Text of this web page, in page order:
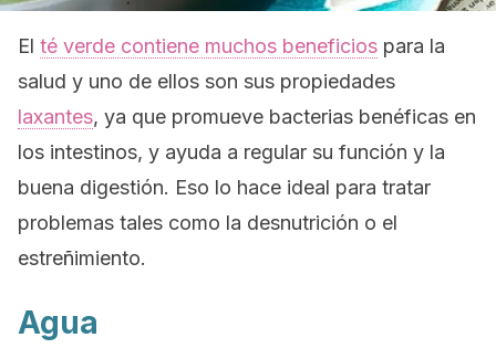
El té verde contiene muchos beneficios para la
salud y uno de ellos son sus propiedades
laxantes, ya que promueve bacterias benéficas en
los intestinos, y ayuda a regular su función y la
buena digestión. Eso lo hace ideal para tratar
problemas tales como la desnutrición o el
estreñimiento.
Agua